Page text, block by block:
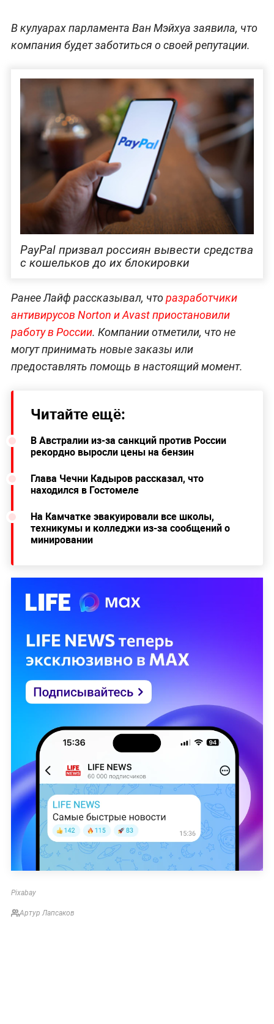
В кулуарах парламента Ван Мэйхуа заявила, что
компания будет заботиться о своей репутации.
PayPal призвал россиян вывести средства
с кошельков до их блокировки
Ранее Лайф рассказывал, чторазработчики
антивирусов Norton и Avast приостановили
работу в России. Компании отметили, что не
могут принимать новые заказы или
предоставлять помощь в настоящий момент.
Читайте ещё:
В Австралии из-за санкций против России
рекордно выросли цены на бензин
Глава Чечни Кадыров рассказал, что
находился в Гостомеле
На Камчатке эвакуировали все школы,
техникумы и колледжи из-за сообщений о
минировании
Pixabay
Артур Лапсаков